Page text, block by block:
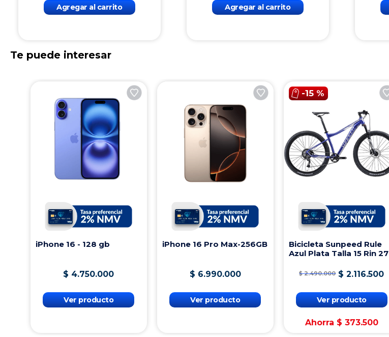
Agregar al carrito Agregar al carrito
Te puede interesar
iPhone 16 - 128 gb
$ 4.750.000
Ver producto
iPhone 16 Pro Max-256GB
$ 6.990.000
Ver producto
-15 %
Bicicleta Sunpeed Rule
Azul Plata Talla 15 Rin 27
$ 2.490.000 $ 2.116.500
Ver producto
Ahorra $ 373.500